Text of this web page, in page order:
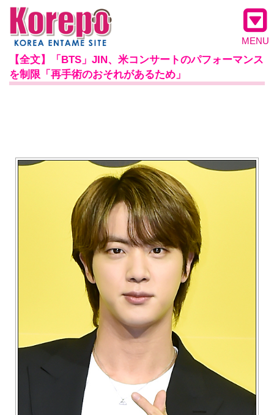
MENU
【全文】「BTS」JIN、米コンサートのパフォーマンス
を制限「再手術のおそれがあるため」